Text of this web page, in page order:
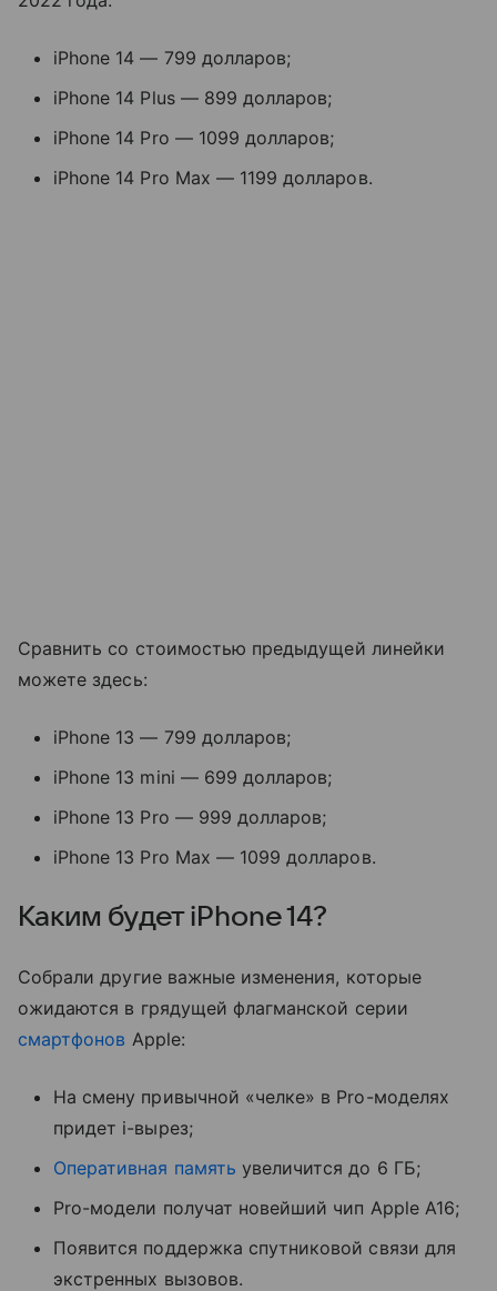
iPhone 14 — 799 долларов;
iPhone 14 Plus — 899 долларов;
iPhone 14 Pro — 1099 долларов;
iPhone 14 Pro Max — 1199 долларов.
Сравнить со стоимостью предыдущей линейки
можете здесь:
iPhone 13 — 799 долларов;
iPhone 13 mini — 699 долларов;
iPhone 13 Pro — 999 долларов;
iPhone 13 Pro Max — 1099 долларов.
Каким будет iPhone 14?
Собрали другие важные изменения, которые
ожидаются в грядущей флагманской серии
смартфонов Apple:
На смену привычной «челке» в Pro-моделях
придет i-вырез;
Оперативная память увеличится до 6 ГБ;
Pro-модели получат новейший чип Apple A16;
Появится поддержка спутниковой связи для
экстренных вызовов.